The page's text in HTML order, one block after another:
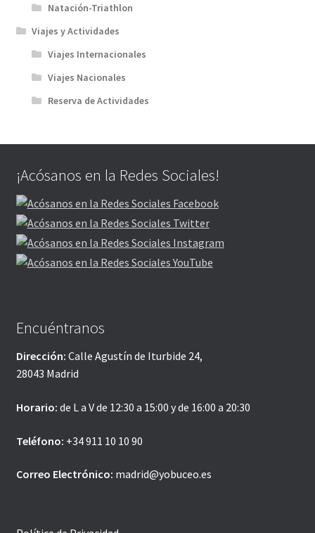
Natación-Triathlon
Viajes y Actividades
Viajes Internacionales
Viajes Nacionales
Reserva de Actividades
¡Acósanos en la Redes Sociales!
Encuéntranos
Dirección: Calle Agustín de Iturbide 24,
28043 Madrid
Horario: de L a V de 12:30 a 15:00 y de 16:00 a 20:30
Teléfono: +34 911 10 10 90
Correo Electrónico: madrid@yobuceo.es